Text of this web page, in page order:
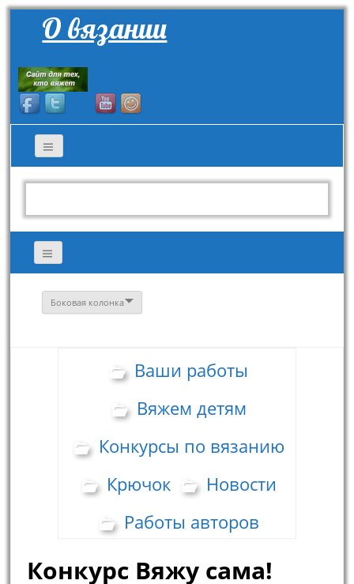
О вязании
Боковая колонка
Ваши работы
Вяжем детям
Конкурсы по вязанию
Крючок
Новости
Работы авторов
Конкурс Вяжу сама!